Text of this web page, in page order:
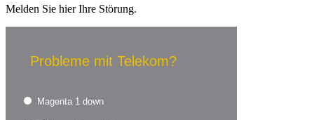
Melden Sie hier Ihre Störung.
Probleme mit Telekom?
Magenta 1 down